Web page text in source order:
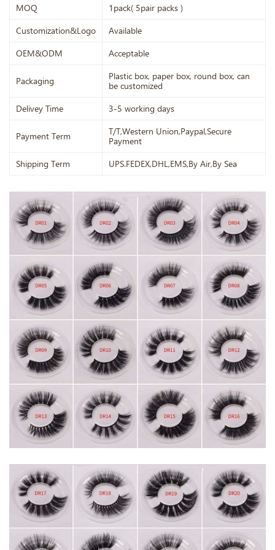
MOQ 1pack( 5pair packs )
Customization&Logo Available
OEM&ODM Acceptable
Packaging
Plastic box, paper box, round box, can
be customized
Delivey Time 3-5 working days
Payment Term
T/T,Western Union,Paypal,Secure
Payment
Shipping Term UPS.FEDEX,DHL,EMS,By Air,By Sea